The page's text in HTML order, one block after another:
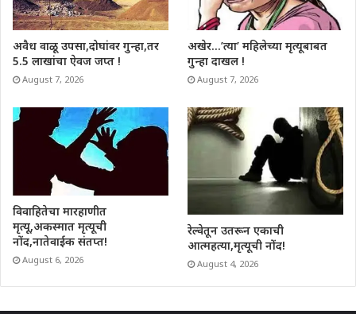
अवैध वाळू उपसा,दोघांवर गुन्हा,तर
5.5 लाखांचा ऐवज जप्त !
August 7, 2026
अखेर…’त्या’ महिलेच्या मृत्यूबाबत
गुन्हा दाखल !
August 7, 2026
विवाहितेचा मारहाणीत
मृत्यू,अकस्मात मृत्यूची
नोंद,नातेवाईक संतप्त!
August 6, 2026
रेल्वेतून उतरून एकाची
आत्महत्या,मृत्यूची नोंद!
August 4, 2026